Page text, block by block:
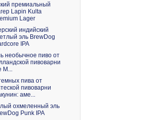
премиальный
Lapin Kulta
Lager
индийский
эль BrewDog
IPA
необычное пиво от
пивоварни
M...
пива от
пивоварни
аме...
охмеленный эль
Punk IPA